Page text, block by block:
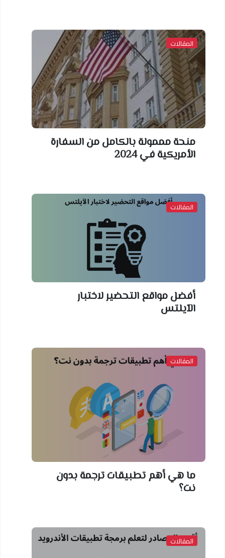
المقالات
منحة مممولة بالكامل من السفارة
الأمريكية في 2024
المقالات
أفضل مواقع التحضير لاختبار
الآيلتس
المقالات
ما هي أهم تطبيقات ترجمة بدون
نت؟
المقالات